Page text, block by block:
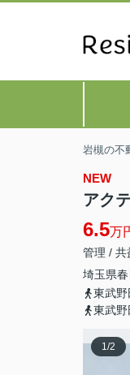
岩槻の不
NEW
アク
6.5万
管理 / 共
埼玉県
東武
東武
1/2